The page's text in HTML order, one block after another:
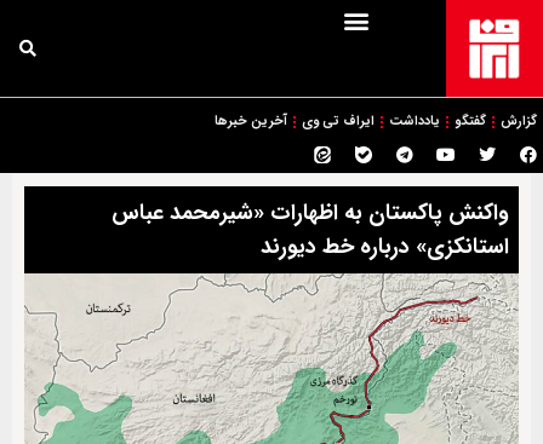
گزارش گفتگو یادداشت ایراف تی وی آخرین خبرها
واکنش پاکستان به اظهارات «شیرمحمد عباس
استانکزی» درباره خط دیورند